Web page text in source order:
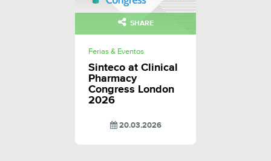
SHARE
Ferias & Eventos
Sinteco at Clinical
Pharmacy
Congress London
2026
20.03.2026